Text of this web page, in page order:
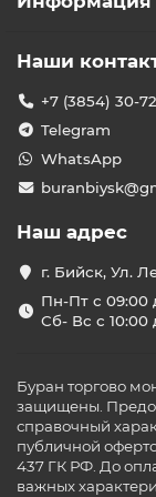
Наши
+7 (3854) 30-
Telegram
WhatsApp
Наш адрес
г. Бийск, Ул.
Пн-Пт с 09:00
Сб- Вс с 10:00
Буран торгово
защищены.
справочный
публичной
437 ГК РФ. До
важных